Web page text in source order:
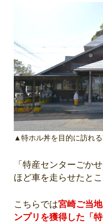
▲特ホル丼を目的に訪れ
「特産センターごか
ほど車を走らせたとこ
こちらでは宮崎ご当
ンプリを獲得した「